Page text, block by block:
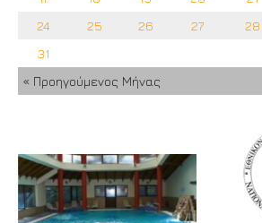
24
25 26 27 28
31
« Προηγούμενος Μήνας